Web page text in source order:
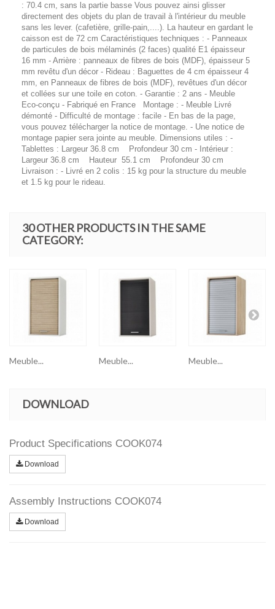
: 70.4 cm, sans la partie basse Vous pouvez ainsi glisser
directement des objets du plan de travail à l'intérieur du meuble
sans les lever. (cafetière, grille-pain,....). La hauteur en gardant le
caisson est de 72 cm Caractéristiques techniques : - Panneaux
de particules de bois mélaminés (2 faces) qualité E1 épaisseur
16 mm - Arrière : panneaux de fibres de bois (MDF), épaisseur 5
mm revêtu d'un décor - Rideau : Baguettes de 4 cm épaisseur 4
mm, en Panneaux de fibres de bois (MDF), revêtues d'un décor
et collées sur une toile en coton. - Garantie : 2 ans - Meuble
Eco-conçu - Fabriqué en France Montage : - Meuble Livré
démonté - Difficulté de montage : facile - En bas de la page,
vous pouvez télécharger la notice de montage. - Une notice de
montage papier sera jointe au meuble. Dimensions utiles : -
Tablettes : Largeur 36.8 cm Profondeur 30 cm - Intérieur :
Largeur 36.8 cm Hauteur 55.1 cm Profondeur 30 cm
Livraison : - Livré en 2 colis : 15 kg pour la structure du meuble
et 1.5 kg pour le rideau.
30 OTHER PRODUCTS IN THE SAME
CATEGORY:
Meuble... Meuble... Meuble...
DOWNLOAD
Product Specifications COOK074
Download
Assembly Instructions COOK074
Download